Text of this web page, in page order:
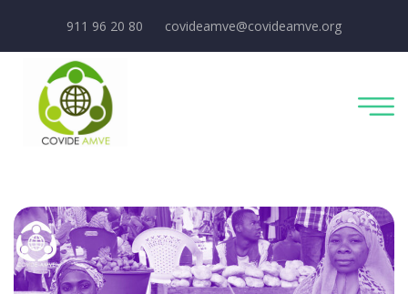
911 96 20 80 covideamve@covideamve.org